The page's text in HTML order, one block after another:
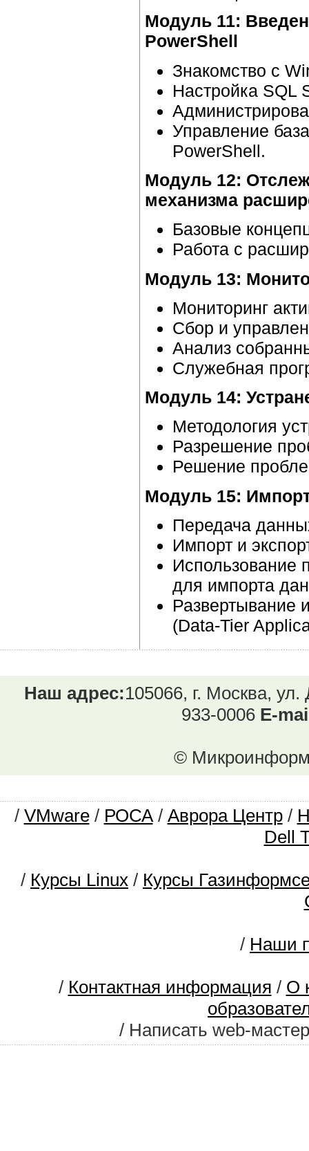
Модуль 11:
PowerShell
Знакомство с
Настройка SQL
Управление
PowerShell.
Модуль 12:
механизма
Базовые
Работа с
Модуль 13:
Мониторинг
Сбор и
Анализ
Служебная
Модуль 14:
Методология
Разрешение
Решение
Модуль 15:
Передача
Импорт и
Использование
для импорта
Развертывание
(Data-Tier
Наш адрес:105066, г. Москва,
933-0006 E-
©
/ VMware/ РОСА/ Аврора Центр/
Dell
/ Курсы Linux / Курсы
/ Наши
/ Контактная информация / О
/ Написать web-